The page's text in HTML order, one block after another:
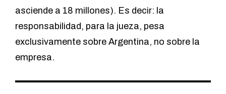
asciende a 18 millones). Es decir: la
responsabilidad, para la jueza, pesa
exclusivamente sobre Argentina, no sobre la
empresa.